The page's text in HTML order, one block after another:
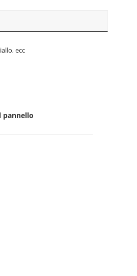
ecc
pannello